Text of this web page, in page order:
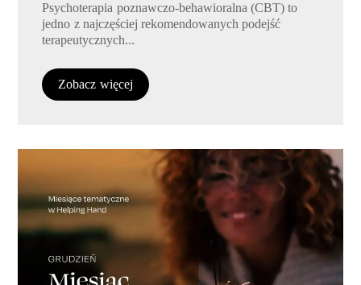
Psychoterapia poznawczo-behawioralna (CBT) to
jedno z najczęściej rekomendowanych podejść
terapeutycznych...
Zobacz więcej